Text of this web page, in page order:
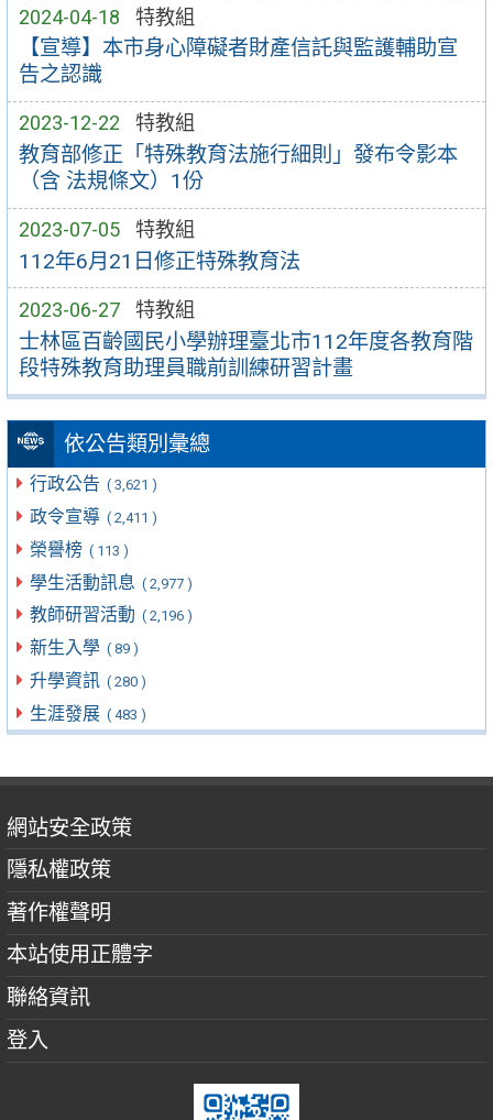
2024-04-18 特教組
【宣導】本市身心障礙者財產信託與監護輔助宣
告之認識
2023-12-22 特教組
教育部修正「特殊教育法施行細則」發布令影本
（含 法規條文）1份
2023-07-05 特教組
112年6月21日修正特殊教育法
2023-06-27 特教組
士林區百齡國民小學辦理臺北市112年度各教育階
段特殊教育助理員職前訓練研習計畫
依公告類別彙總
行政公告 ( 3,621 )
政令宣導 ( 2,411 )
榮譽榜 ( 113 )
學生活動訊息 ( 2,977 )
教師研習活動 ( 2,196 )
新生入學 ( 89 )
升學資訊 ( 280 )
生涯發展 ( 483 )
網站安全政策
隱私權政策
著作權聲明
本站使用正體字
聯絡資訊
登入